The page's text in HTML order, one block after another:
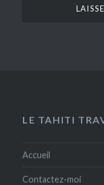
LE TAHITI
Accueil
Contactez-moi